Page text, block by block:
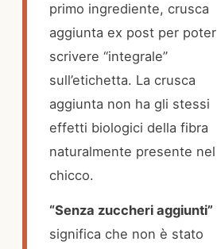
primo ingrediente, crusca
aggiunta ex post per poter
scrivere “integrale”
sull’etichetta. La crusca
aggiunta non ha gli stessi
effetti biologici della fibra
naturalmente presente nel
chicco.
“Senza zuccheri aggiunti”
significa che non è stato